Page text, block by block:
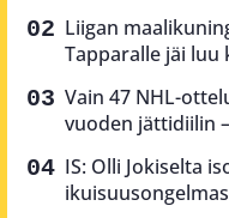
Liigan
Tapparalle jäi luu
Vain 47 NHL-
vuoden jättidiilin
IS: Olli Jokiselta